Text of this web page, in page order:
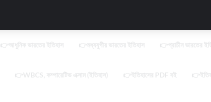
👉আধুনিক ভারতের ইতিহাস 👉মধ্যযুগীয় ভারতের ইতিহাস 👉প্রাচীন ভারতের
👉WBCS, কম্পারেটিভ এক্সাম (ইতিহাস) 👉ইতিহাসের PDF বই